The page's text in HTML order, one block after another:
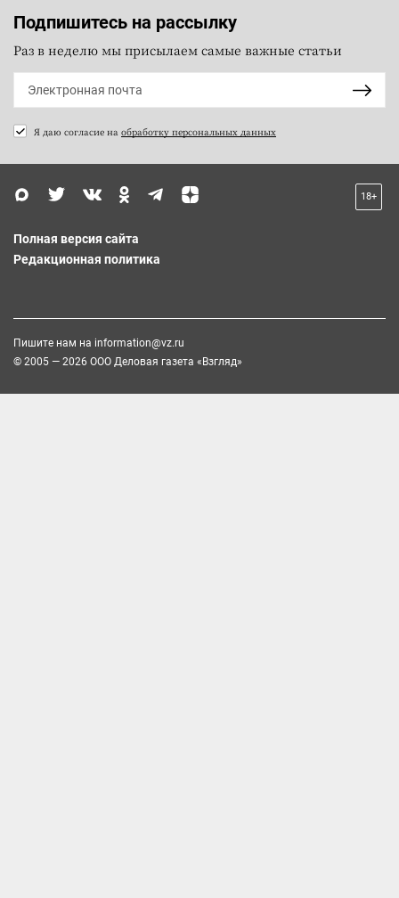
Подпишитесь на рассылку
Раз в неделю мы присылаем самые важные статьи
Я даю согласие на обработку персональных данных
18+
Полная версия сайта
Редакционная политика
Пишите нам на information@vz.ru
© 2005 — 2026 ООО Деловая газета «Взгляд»